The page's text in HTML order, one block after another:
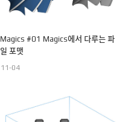
Magics #01 Magics에서 다루는 파
일 포맷
11-04